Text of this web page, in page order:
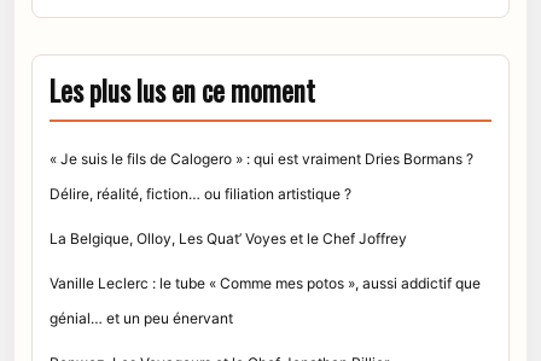
Les plus lus en ce moment
« Je suis le fils de Calogero » : qui est vraiment Dries Bormans ?
Délire, réalité, fiction… ou filiation artistique ?
La Belgique, Olloy, Les Quat’ Voyes et le Chef Joffrey
Vanille Leclerc : le tube « Comme mes potos », aussi addictif que
génial… et un peu énervant